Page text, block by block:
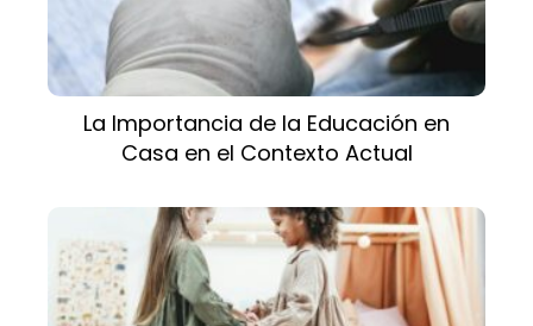
La Importancia de la Educación en
Casa en el Contexto Actual